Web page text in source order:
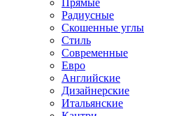
Прямые
Радиусные
Скошенные углы
Стиль
Современные
Евро
Английские
Дизайнерские
Итальянские